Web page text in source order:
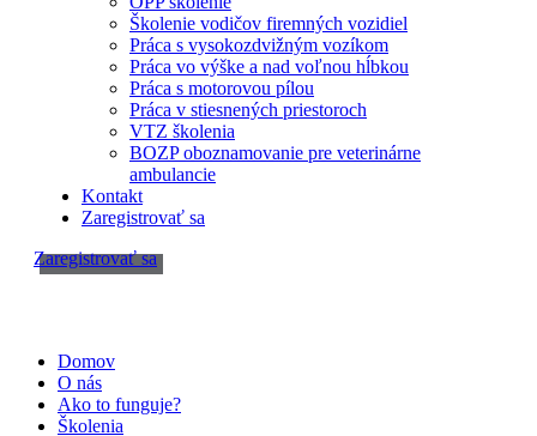
Školenie vodičov firemných vozidiel
Práca s vysokozdvižným vozíkom
Práca vo výške a nad voľnou hĺbkou
Práca s motorovou pílou
Práca v stiesnených priestoroch
VTZ školenia
BOZP oboznamovanie pre veterinárne
ambulancie
Kontakt
Zaregistrovať sa
Zaregistrovať sa
Domov
O nás
Ako to funguje?
Školenia